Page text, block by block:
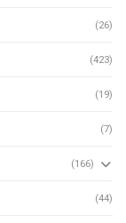
(26)
(423)
(19)
(7)
(166)
(44)